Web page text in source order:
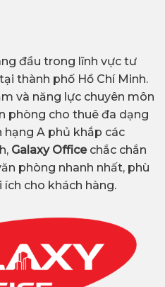
đầu trong lĩnh vực tư
thành phố Hồ Chí Minh.
và năng lực chuyên môn
phòng cho thuê đa dạng
hạng A phủ khắp các
Galaxy Office chắc chắn
phòng nhanh nhất, phù
cho khách hàng.